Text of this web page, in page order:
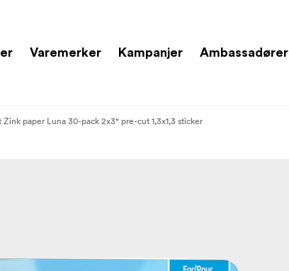
Varemerker Kampanjer Ambassadører
Zink paper Luna 30-pack 2x3" pre-cut 1,3x1,3 sticker